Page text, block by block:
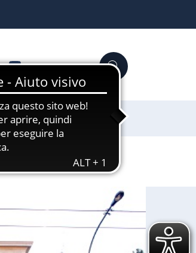
YouTube Cerca